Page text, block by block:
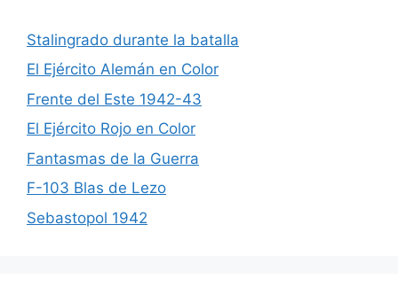
Stalingrado durante la batalla
El Ejército Alemán en Color
Frente del Este 1942-43
El Ejército Rojo en Color
Fantasmas de la Guerra
F-103 Blas de Lezo
Sebastopol 1942